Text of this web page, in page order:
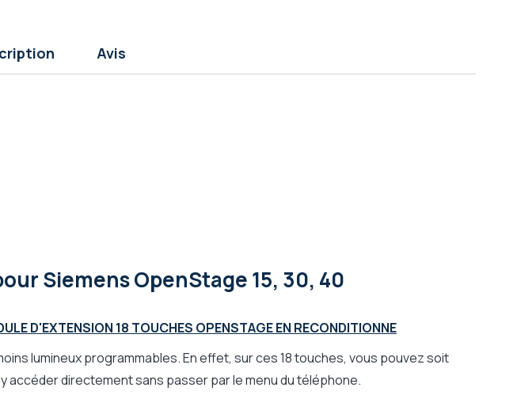
Avis
Siemens OpenStage 15, 30, 40
D'EXTENSION 18 TOUCHES OPENSTAGE EN RECONDITIONNE
lumineux programmables. En effet, sur ces 18 touches, vous pouvez soit
directement sans passer par le menu du téléphone.